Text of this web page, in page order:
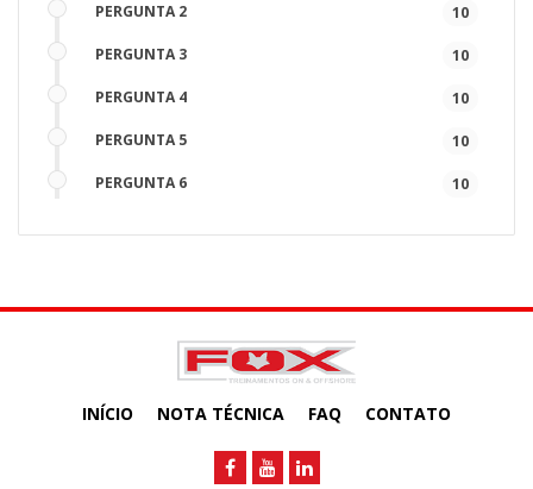
PERGUNTA 2 10
PERGUNTA 3 10
PERGUNTA 4 10
PERGUNTA 5 10
PERGUNTA 6 10
PERGUNTA 9
10
PERGUNTA 10
INÍCIO NOTA TÉCNICA FAQ CONTATO